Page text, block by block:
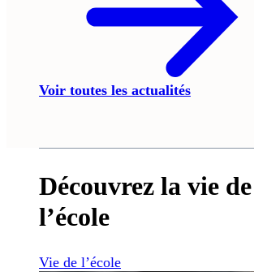
Voir toutes les actualités
Découvrez la vie de
l’école
Vie de l’école